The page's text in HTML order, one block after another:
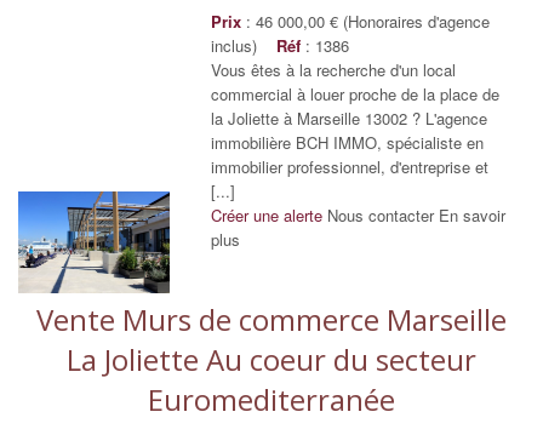
Prix : 46 000,00 € (Honoraires d'agence
inclus) Réf : 1386
Vous êtes à la recherche d'un local
commercial à louer proche de la place de
la Joliette à Marseille 13002 ? L'agence
immobilière BCH IMMO, spécialiste en
immobilier professionnel, d'entreprise et
[...]
Créer une alerte Nous contacter En savoir
plus
Vente Murs de commerce Marseille
La Joliette Au coeur du secteur
Euromediterranée